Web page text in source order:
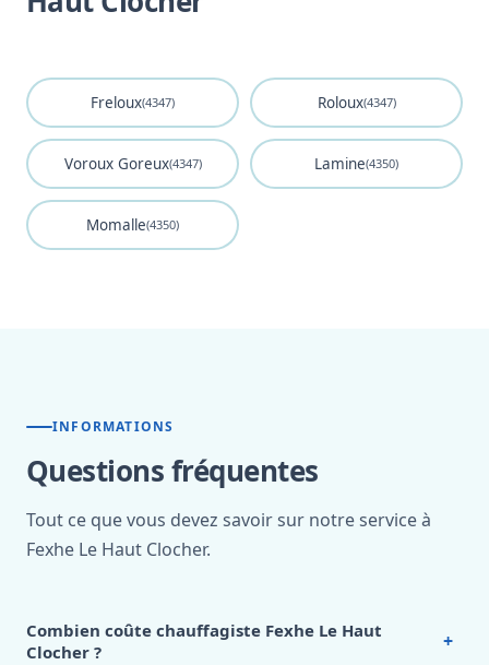
Freloux(4347) Roloux(4347)
Voroux Goreux(4347) Lamine(4350)
Momalle(4350)
INFORMATIONS
Questions fréquentes
Tout ce que vous devez savoir sur notre service à
Fexhe Le Haut Clocher.
Combien coûte chauffagiste Fexhe Le Haut
Clocher ?
+